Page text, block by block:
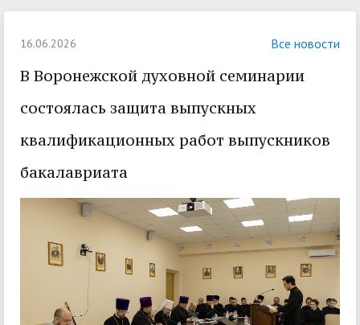
16.06.2026 Все новости
В Воронежской духовной семинарии
состоялась защита выпускных
квалификационных работ выпускников
бакалавриата